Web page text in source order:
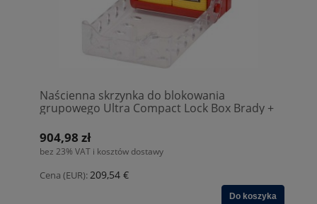
Naścienna skrzynka do blokowania
grupowego Ultra Compact Lock Box Brady +
904,98 zł
bez 23% VAT i kosztów dostawy
Cena (EUR):209,54 €
Do koszyka